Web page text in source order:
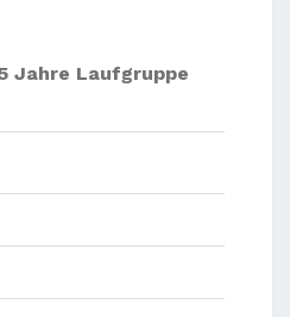
Jahre Laufgruppe